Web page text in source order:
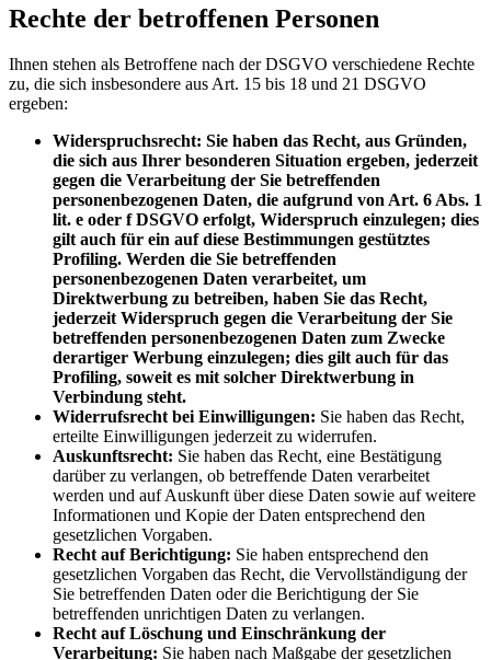
Rechte der betroffenen Personen
Ihnen stehen als Betroffene nach der DSGVO verschiedene Rechte
zu, die sich insbesondere aus Art. 15 bis 18 und 21 DSGVO
ergeben:
Widerspruchsrecht: Sie haben das Recht, aus Gründen,
die sich aus Ihrer besonderen Situation ergeben, jederzeit
gegen die Verarbeitung der Sie betreffenden
personenbezogenen Daten, die aufgrund von Art. 6 Abs. 1
lit. e oder f DSGVO erfolgt, Widerspruch einzulegen; dies
gilt auch für ein auf diese Bestimmungen gestütztes
Profiling. Werden die Sie betreffenden
personenbezogenen Daten verarbeitet, um
Direktwerbung zu betreiben, haben Sie das Recht,
jederzeit Widerspruch gegen die Verarbeitung der Sie
betreffenden personenbezogenen Daten zum Zwecke
derartiger Werbung einzulegen; dies gilt auch für das
Profiling, soweit es mit solcher Direktwerbung in
Verbindung steht.
Widerrufsrecht bei Einwilligungen: Sie haben das Recht,
erteilte Einwilligungen jederzeit zu widerrufen.
Auskunftsrecht: Sie haben das Recht, eine Bestätigung
darüber zu verlangen, ob betreffende Daten verarbeitet
werden und auf Auskunft über diese Daten sowie auf weitere
Informationen und Kopie der Daten entsprechend den
gesetzlichen Vorgaben.
Recht auf Berichtigung: Sie haben entsprechend den
gesetzlichen Vorgaben das Recht, die Vervollständigung der
Sie betreffenden Daten oder die Berichtigung der Sie
betreffenden unrichtigen Daten zu verlangen.
Recht auf Löschung und Einschränkung der
Verarbeitung: Sie haben nach Maßgabe der gesetzlichen